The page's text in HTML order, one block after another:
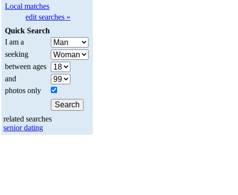
Local matches
edit searches »
Quick Search
I am a
seeking
between ages
and
photos only
related searches
senior dating